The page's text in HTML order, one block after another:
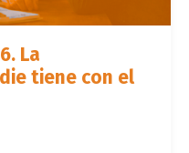
La
tiene con el